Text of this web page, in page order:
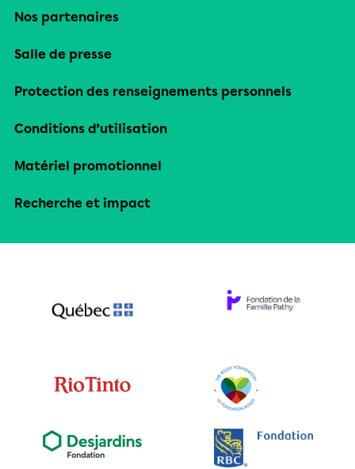
Nos partenaires
Salle de presse
Protection des renseignements personnels
Conditions d’utilisation
Matériel promotionnel
Recherche et impact